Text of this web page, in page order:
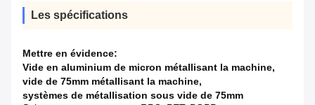
Les spécifications
Mettre en évidence:
Vide en aluminium de micron métallisant la machine,
vide de 75mm métallisant la machine,
systèmes de métallisation sous vide de 75mm